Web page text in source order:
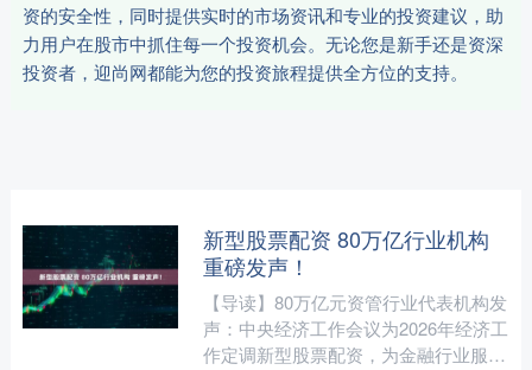
资的安全性，同时提供实时的市场资讯和专业的投资建议，助
力用户在股市中抓住每一个投资机会。无论您是新手还是资深
投资者，迎尚网都能为您的投资旅程提供全方位的支持。
新型股票配资 80万亿行业机构
重磅发声！
【导读】80万亿元资管行业代表机构发
声：中央经济工作会议为2026年经济工
作定调新型股票配资，为金融行业服务